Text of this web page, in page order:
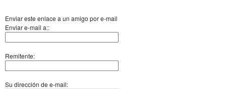
Enviar este enlace a un amigo por e-mail
Enviar e-mail a::
Remitente:
Su dirección de e-mail: